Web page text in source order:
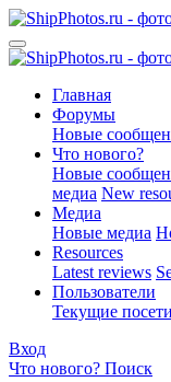
Главная
Форумы
Новые
Что нового?
Новые
медиа New
Медиа
Новые медиа
Resources
Latest reviews
Пользователи
Текущие
Вход
Что нового? Поиск